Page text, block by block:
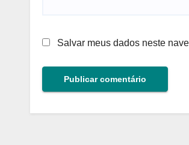
Salvar meus dados neste